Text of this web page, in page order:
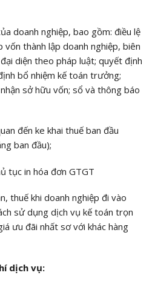
doanh nghiệp, bao gồm: điều lệ
vốn thành lập doanh nghiệp, biên
diện theo pháp luật; quyết định
bổ nhiệm kế toán trưởng;
sở hữu vốn; sổ và thông báo
đến ke khai thuế ban đầu
ban đầu);
tục in hóa đơn GTGT
thuế khi doanh nghiệp đi vào
sử dụng dịch vụ kế toán trọn
ưu đãi nhất sơ với khác hàng
dịch vụ: